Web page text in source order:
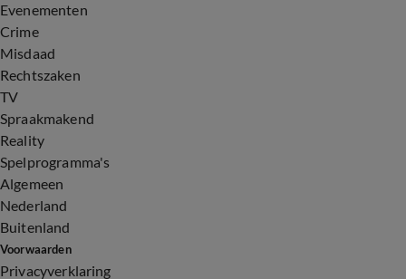
Evenementen
Crime
Misdaad
Rechtszaken
TV
Spraakmakend
Reality
Spelprogramma's
Algemeen
Nederland
Buitenland
Voorwaarden
Privacyverklaring